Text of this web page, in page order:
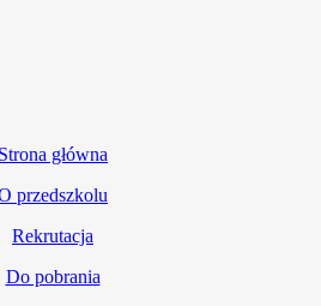
Strona główna
przedszkolu
Rekrutacja
Do pobrania